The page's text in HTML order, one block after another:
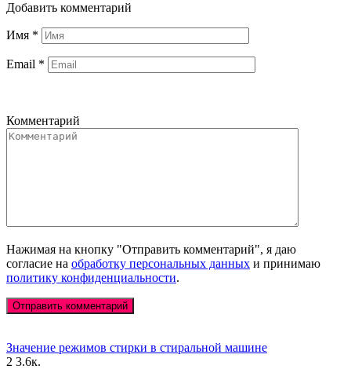
Добавить комментарий
Имя *
Email *
Комментарий
Нажимая на кнопку "Отправить комментарий", я даю
согласие на обработку персональных данных и принимаю
политику конфиденциальности.
Значение режимов стирки в стиральной машине
2 3.6к.